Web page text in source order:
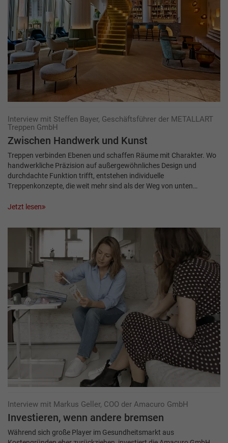
Interview mit Steffen Bayer, Geschäftsführer der METALLART
Treppen GmbH
Zwischen Hand­werk und Kunst
Treppen verbinden Ebenen und schaffen Räume mit Charakter. Wo
handwerkliche Präzision auf außergewöhnliches Design und
durchdachte Funktion trifft, entstehen individuelle
Treppenkonzepte, die weit mehr sind als der Weg von unten…
Jetzt lesen
Interview mit Markus Geller, COO der Amacuro GmbH
Investieren, wenn andere bremsen
Während sich große Player im Gesundheitsmarkt aus